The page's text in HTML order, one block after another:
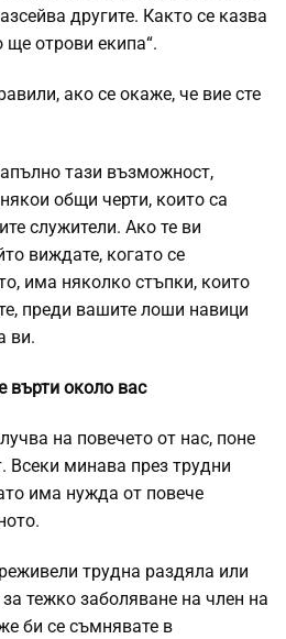
другите. Както се казва
ще отрови екипа“.
ако се окаже, че вие сте
тази възможност,
общи черти, които са
служители. Ако те ви
виждате, когато се
има няколко стъпки, които
преди вашите лоши навици
ви.
върти около вас
на повечето от нас, поне
минава през трудни
има нужда от повече
трудна раздяла или
тежко заболяване на член на
би се съмнявате в